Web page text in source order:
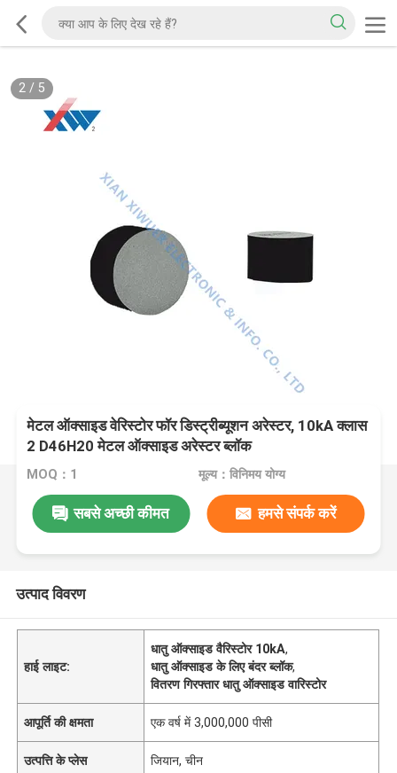
2/ 5
मेटल ऑक्साइड वेरिस्टोर फॉर डिस्ट्रीब्यूशन अरेस्टर, 10kA क्लास
2 D46H20 मेटल ऑक्साइड अरेस्टर ब्लॉक
MOQ：1 मूल्य：विनिमय योग्य
सबसे अच्छी कीमत हमसे संपर्क करें
उत्पाद विवरण
हाई लाइट:
धातु ऑक्साइड वैरिस्टोर 10kA,
धातु ऑक्साइड के लिए बंदर ब्लॉक,
वितरण गिरफ्तार धातु ऑक्साइड वारिस्टोर
आपूर्ति की क्षमता एक वर्ष में 3,000,000 पीसी
उत्पत्ति के प्लेस जियान, चीन